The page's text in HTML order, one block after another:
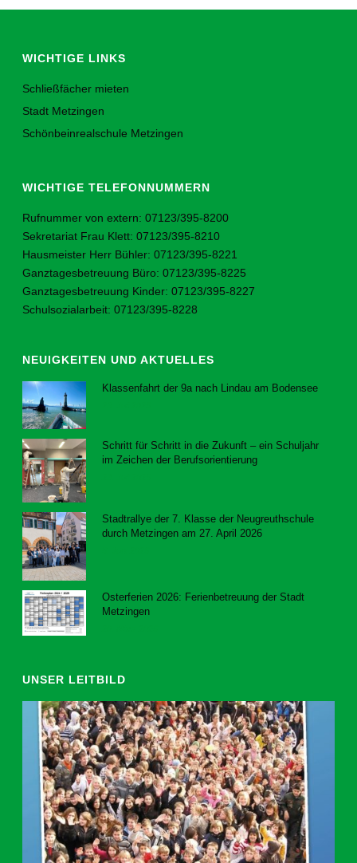
WICHTIGE LINKS
Schließfächer mieten
Stadt Metzingen
Schönbeinrealschule Metzingen
WICHTIGE TELEFONNUMMERN
Rufnummer von extern: 07123/395-8200
Sekretariat Frau Klett: 07123/395-8210
Hausmeister Herr Bühler: 07123/395-8221
Ganztagesbetreuung Büro: 07123/395-8225
Ganztagesbetreuung Kinder: 07123/395-8227
Schulsozialarbeit: 07123/395-8228
NEUIGKEITEN UND AKTUELLES
Klassenfahrt der 9a nach Lindau am Bodensee
Schritt für Schritt in die Zukunft – ein Schuljahr
im Zeichen der Berufsorientierung
Stadtrallye der 7. Klasse der Neugreuthschule
durch Metzingen am 27. April 2026
Osterferien 2026: Ferienbetreuung der Stadt
Metzingen
UNSER LEITBILD